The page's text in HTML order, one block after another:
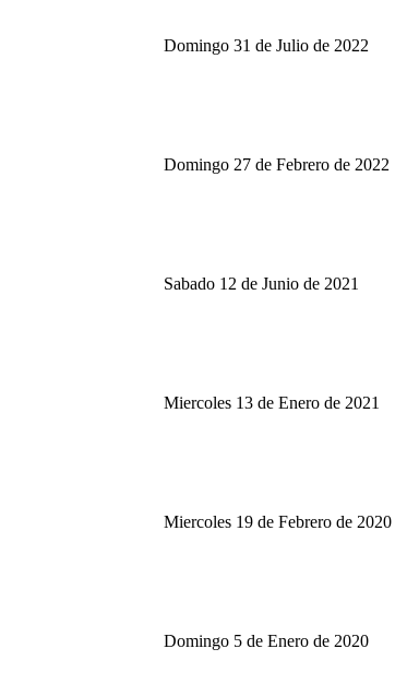
Domingo 31 de Julio de 2022
Domingo 27 de Febrero de 2022
Sabado 12 de Junio de 2021
Miercoles 13 de Enero de 2021
Miercoles 19 de Febrero de 2020
Domingo 5 de Enero de 2020